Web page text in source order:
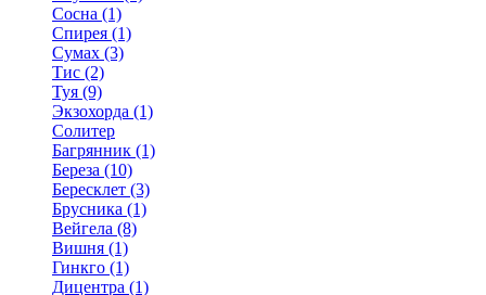
Сосна (1)
Спирея (1)
Сумах (3)
Тис (2)
Туя (9)
Экзохорда (1)
Солитер
Багрянник (1)
Береза (10)
Бересклет (3)
Брусника (1)
Вейгела (8)
Вишня (1)
Гинкго (1)
Дицентра (1)